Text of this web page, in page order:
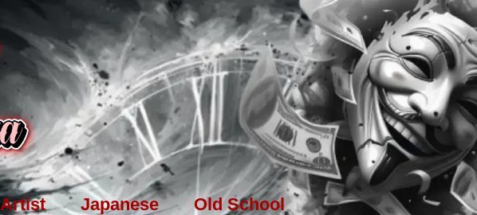
Artist Japanese Old School